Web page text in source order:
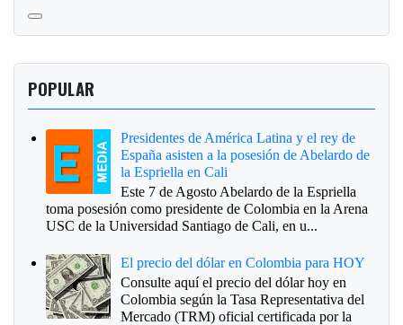
POPULAR
Presidentes de América Latina y el rey de
España asisten a la posesión de Abelardo de
la Espriella en Cali
Este 7 de Agosto Abelardo de la Espriella
toma posesión como presidente de Colombia en la Arena
USC de la Universidad Santiago de Cali, en u...
El precio del dólar en Colombia para HOY
Consulte aquí el precio del dólar hoy en
Colombia según la Tasa Representativa del
Mercado (TRM) oficial certificada por la